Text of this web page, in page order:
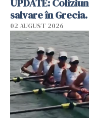
salvare în
02 AUGUST 2026